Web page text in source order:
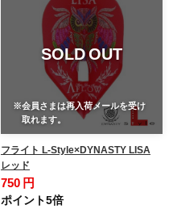
SOLD OUT
※会員さまは再入荷メールを受け
取れます。
フライト L-Style×DYNASTY LISA
レッド
750 円
ポイント5倍